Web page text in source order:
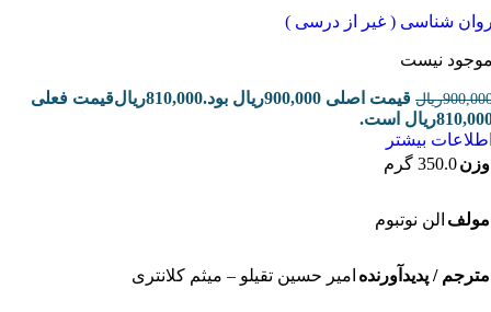
شناسی ( غیر از درسی )
نیست
ریال قیمت اصلی 900,000ریال بود. 810,000ریالقیمت فعلی
است.
بیشتر
350.0 گرم
الن نوتبوم
/ پدیدآورندهامیر حسین تقیلو – میثم کلانتری